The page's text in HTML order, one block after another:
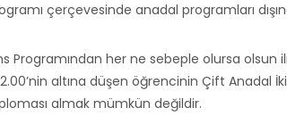
çerçevesinde anadal programları
Programından her ne sebeple olursa
altına düşen öğrencinin Çift Anadal
almak mümkün değildir.